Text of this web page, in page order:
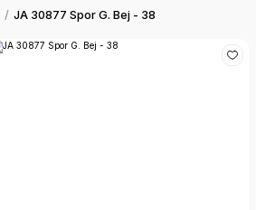
JA 30877 Spor G. Bej - 38